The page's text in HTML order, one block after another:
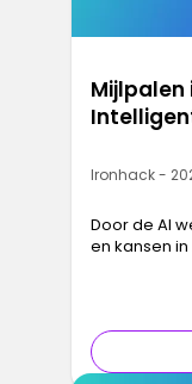
Ironhack -
Door de AI
en kansen in